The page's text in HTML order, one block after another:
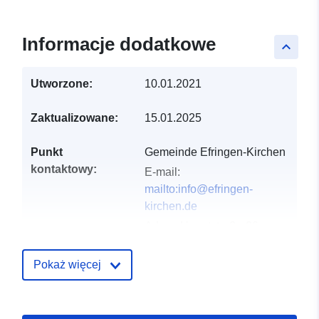
keyboard_arrow_up
Informacje dodatkowe
Utworzone: 10.01.2021
Zaktualizowane: 15.01.2025
Punkt
kontaktowy:
Gemeinde Efringen-Kirchen
E-mail:
mailto:info@efringen-
kirchen.de
Pokaż więcej